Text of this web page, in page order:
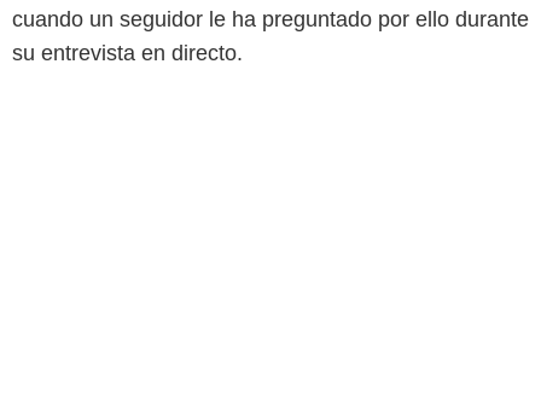
cuando un seguidor le ha preguntado por ello durante
su entrevista en directo.